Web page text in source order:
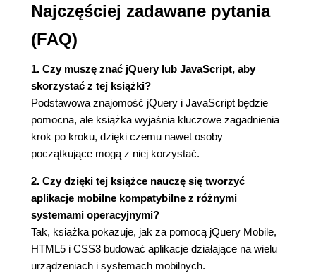
Dostęp do elementów formularzy za pomocą
Pola wyboru i przełączniki (65)
Pola i obszary tekstowe (69)
Pola wyszukiwania (69)
Menu select (71)
Suwaki (75)
Siatki układu dokumentu (77)
Motywy i próbki (81)
Jak to działa? Personalizacja próbek (91)
Motywy list (95)
5. API jQuery Mobile (97)
Metody biblioteki jQuery Mobile (97)
Najczęściej zadawane pytania
(FAQ)
1. Czy muszę znać jQuery lub JavaScript, aby
skorzystać z tej książki?
Podstawowa znajomość jQuery i JavaScript będzie
pomocna, ale książka wyjaśnia kluczowe zagadnienia
krok po kroku, dzięki czemu nawet osoby
początkujące mogą z niej korzystać.
2. Czy dzięki tej książce nauczę się tworzyć
aplikacje mobilne kompatybilne z różnymi
systemami operacyjnymi?
Tak, książka pokazuje, jak za pomocą jQuery Mobile,
HTML5 i CSS3 budować aplikacje działające na wielu
urządzeniach i systemach mobilnych.